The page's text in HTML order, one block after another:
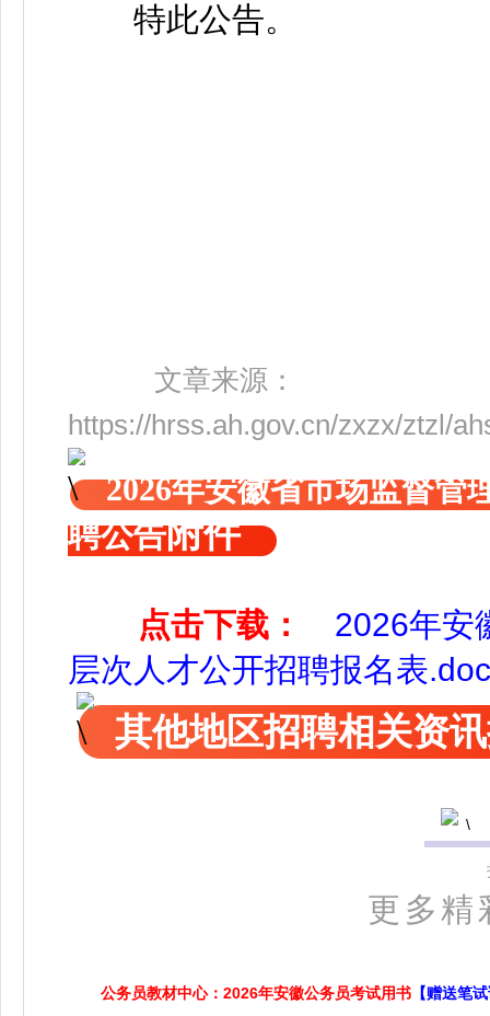
特此公告。
文章来源：
https://hrss.ah.gov.cn/zxzx/ztzl/
2026年安徽省市场监督管
聘公告附件
点击下载：
2026年安
层次人才公开招聘报名表.doc
其他地区招聘相关资
更多精
公务员教材中心：2026年安徽公务员考试用书 【赠送笔